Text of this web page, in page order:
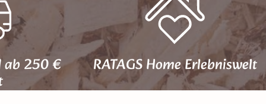
ab 250 € RATAGS Home Erlebniswelt